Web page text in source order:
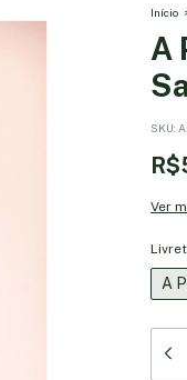
Início
A
SKU:
Ver
A